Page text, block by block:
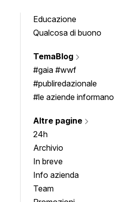
Educazione
Qualcosa di buono
TemaBlog
#gaia #wwf
#publiredazionale
#le aziende informano
Altre pagine
24h
Archivio
In breve
Info azienda
Team